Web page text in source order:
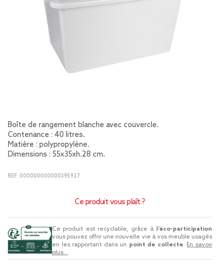
Boîte de rangement blanche avec couvercle.
Contenance : 40 litres.
Matière : polypropylène.
Dimensions : 55x35xh.28 cm.
REF. 000000000000395927
Ce produit vous plaît ?
Ce produit est recyclable, grâce à
l’éco-participation
vous pouvez offrir une nouvelle vie à vos meuble usagés
en les rapportant dans un point de collecte. En savoir
plus....